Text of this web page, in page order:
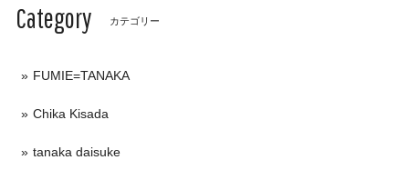
Category カテゴリー
FUMIE=TANAKA
Chika Kisada
tanaka daisuke